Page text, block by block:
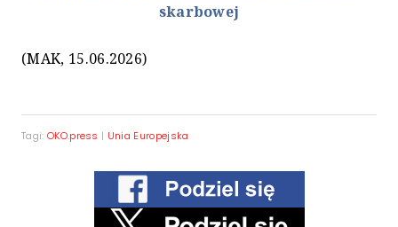
skarbowej
(MAK, 15.06.2026)
Tagi: OKO.press | Unia Europejska